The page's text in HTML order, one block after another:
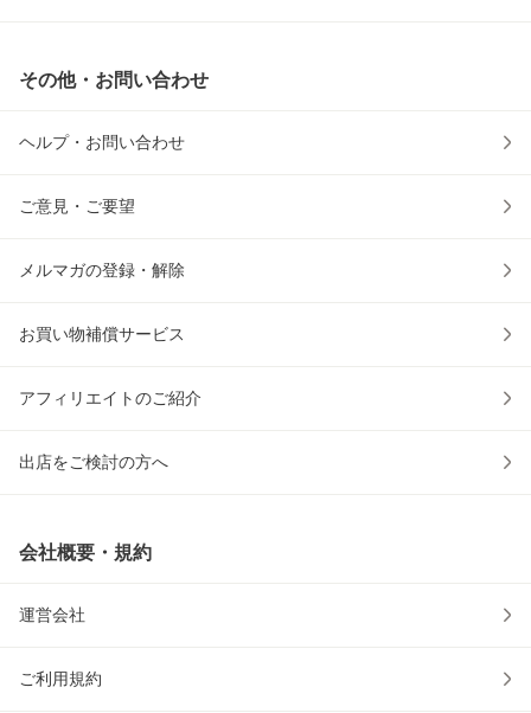
その他・お問い合わせ
ヘルプ・お問い合わせ
ご意見・ご要望
メルマガの登録・解除
お買い物補償サービス
アフィリエイトのご紹介
出店をご検討の方へ
会社概要・規約
運営会社
ご利用規約